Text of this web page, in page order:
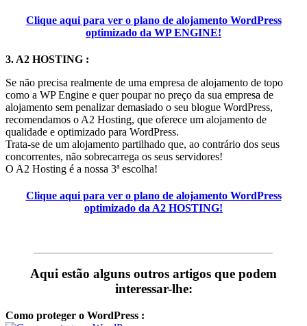
Clique aqui para ver o plano de alojamento WordPress
optimizado da WP ENGINE!
3. A2 HOSTING :
Se não precisa realmente de uma empresa de alojamento de topo
como a WP Engine e quer poupar no preço da sua empresa de
alojamento sem penalizar demasiado o seu blogue WordPress,
recomendamos o A2 Hosting, que oferece um alojamento de
qualidade e optimizado para WordPress.
Trata-se de um alojamento partilhado que, ao contrário dos seus
concorrentes, não sobrecarrega os seus servidores!
O A2 Hosting é a nossa 3ª escolha!
Clique aqui para ver o plano de alojamento WordPress
optimizado da A2 HOSTING!
Aqui estão alguns outros artigos que podem
interessar-lhe:
Como proteger o WordPress :